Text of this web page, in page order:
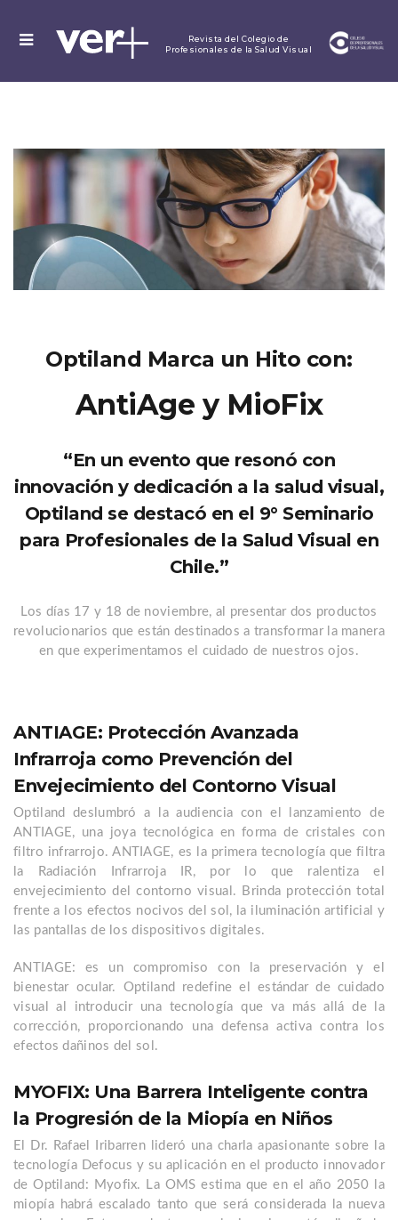
MENU
Revista del Colegio de
Profesionales de la Salud Visual
Optiland Marca un Hito con:
AntiAge y MioFix
“En un evento que resonó con
innovación y dedicación a la salud visual,
Optiland se destacó en el 9° Seminario
para Profesionales de la Salud Visual en
Chile.”
Los días 17 y 18 de noviembre, al presentar dos productos
revolucionarios que están destinados a transformar la manera
en que experimentamos el cuidado de nuestros ojos.
ANTIAGE: Protección Avanzada
Infrarroja como Prevención del
Envejecimiento del Contorno Visual
Optiland deslumbró a la audiencia con el lanzamiento de
ANTIAGE, una joya tecnológica en forma de cristales con
filtro infrarrojo. ANTIAGE, es la primera tecnología que filtra
la Radiación Infrarroja IR, por lo que ralentiza el
envejecimiento del contorno visual. Brinda protección total
frente a los efectos nocivos del sol, la iluminación artificial y
las pantallas de los dispositivos digitales.
ANTIAGE: es un compromiso con la preservación y el
bienestar ocular. Optiland redefine el estándar de cuidado
visual al introducir una tecnología que va más allá de la
corrección, proporcionando una defensa activa contra los
efectos dañinos del sol.
MYOFIX: Una Barrera Inteligente contra
la Progresión de la Miopía en Niños
El Dr. Rafael Iribarren lideró una charla apasionante sobre la
tecnología Defocus y su aplicación en el producto innovador
de Optiland: Myofix. La OMS estima que en el año 2050 la
miopía habrá escalado tanto que será considerada la nueva